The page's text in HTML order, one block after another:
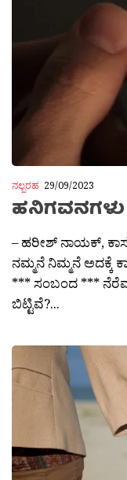
ನಲ್ಬರಹ 29/09/2023
ಹನಿಗವನಗಳು
– ಹರೀಶ್ ನಾಯಕ್,
ನಮ್ಮನೆ ನಿಮ್ಮನೆ ಅದಕ್ಕೆ
*** ಸಂಬಂದ ***
ಬಿಟ್ಟಿವೆ?...